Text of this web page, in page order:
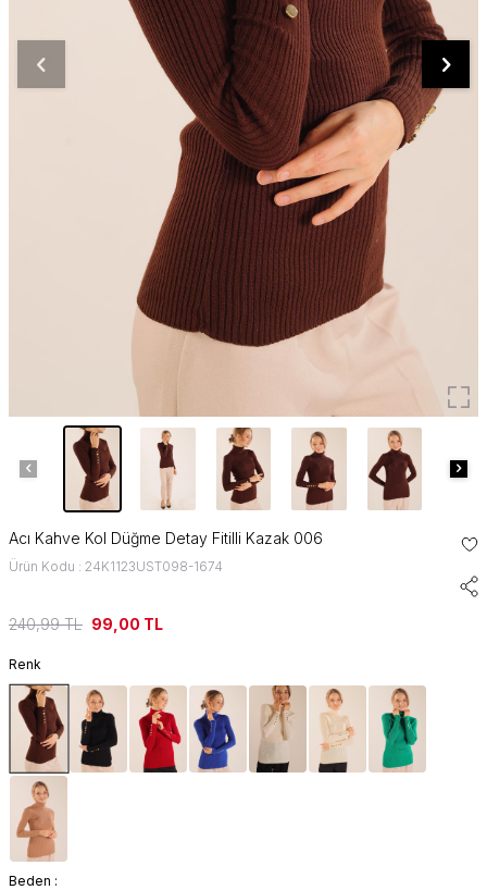
Acı Kahve Kol Düğme Detay Fitilli Kazak 006
Ürün Kodu : 24K1123UST098-1674
240,99TL 99,00 TL
Renk
Beden :